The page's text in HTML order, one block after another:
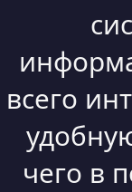
всего
чего в